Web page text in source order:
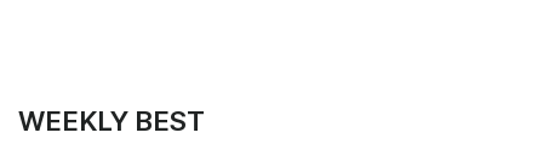
WEEKLY BEST